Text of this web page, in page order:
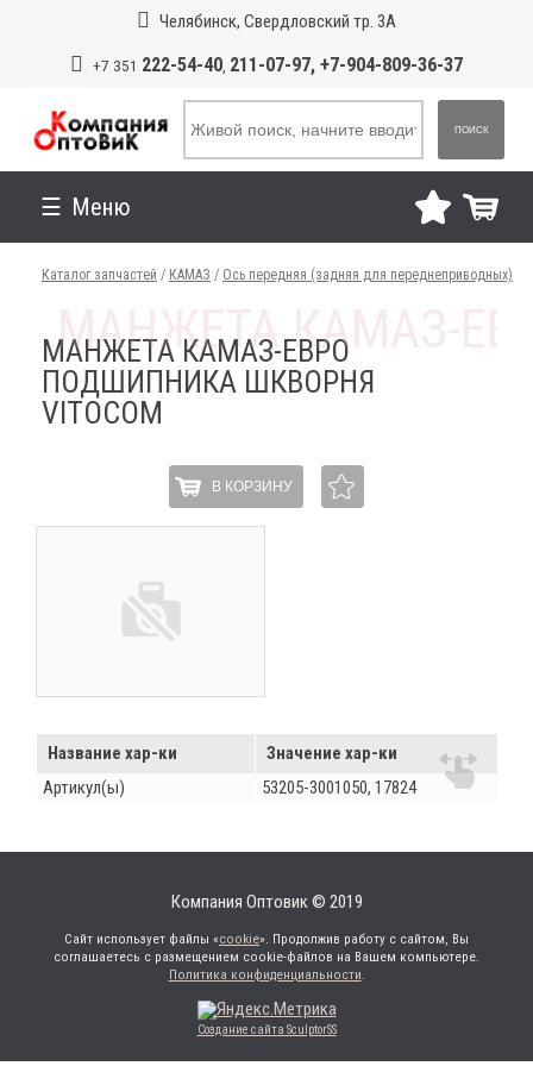
Челябинск, Свердловский тр. 3А
+7 351 222-54-40, 211-07-97, +7-904-809-36-37
ПОИСК
Меню
Каталог запчастей / КАМАЗ / Ось передняя (задняя для переднеприводных)
МАНЖЕТА КАМАЗ-ЕВРО
ПОДШИПНИКА ШКВОРНЯ
VITOCOM
В КОРЗИНУ
Название хар-ки
Значение хар-ки
Артикул(ы)
53205-3001050, 17824
Компания Оптовик © 2019
Сайт использует файлы «cookie». Продолжив работу с сайтом, Вы
соглашаетесь с размещением cookie-файлов на Вашем компьютере.
Политика конфиденциальности.
Создание сайта SculptorSS